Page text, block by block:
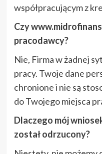
współpracującym z
Czy
pracodawcy?
Nie, Firma w żadnej
pracy. Twoje dane
chronione i nie są
do Twojego miejsca
Dlaczego mój
został odrzucony?